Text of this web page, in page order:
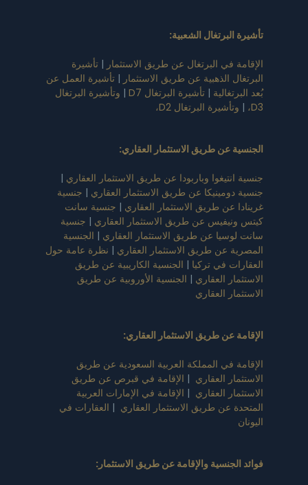
تأشيرة البرتغال الشعبية:
الإقامة في البرتغال عن طريق الاستثمار | تأشيرة
البرتغال الذهبية عن طريق الاستثمار | تأشيرة العمل عن
بُعد البرتغالية | تأشيرة البرتغال D7 | وتأشيرة البرتغال
D3، | وتأشيرة البرتغال D2،
الجنسية عن طريق الاستثمار العقاري:
جنسية انتيغوا وباربودا عن طريق الاستثمار العقاري |
جنسية دومينيكا عن طريق الاستثمار العقاري | جنسية
غرينادا عن طريق الاستثمار العقاري | جنسية سانت
كيتس ونيفيس عن طريق الاستثمار العقاري | جنسية
سانت لوسيا عن طريق الاستثمار العقاري | الجنسية
المصرية عن طريق الاستثمار العقاري | نظرة عامة حول
العقارات في تركيا | الجنسية الكاريبية عن طريق
الاستثمار العقاري | الجنسية الأوروبية عن طريق
الاستثمار العقاري
الإقامة عن طريق الاستثمار العقاري:
الإقامة في المملكة العربية السعودية عن طريق
الاستثمار العقاري | الإقامة في قبرص عن طريق
الاستثمار العقاري | الإقامة في الإمارات العربية
المتحدة عن طريق الاستثمار العقاري | العقارات في
اليونان
فوائد الجنسية والإقامة عن طريق الاستثمار: